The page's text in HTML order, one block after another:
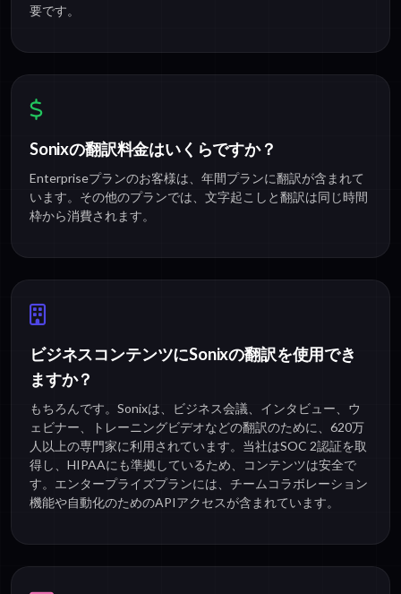
要です。
Sonixの翻訳料金はいくらですか？
Enterpriseプランのお客様は、年間プランに翻訳が含まれて
います。その他のプランでは、文字起こしと翻訳は同じ時間
枠から消費されます。
ビジネスコンテンツにSonixの翻訳を使用でき
ますか？
もちろんです。Sonixは、ビジネス会議、インタビュー、ウ
ェビナー、トレーニングビデオなどの翻訳のために、620万
人以上の専門家に利用されています。当社はSOC 2認証を取
得し、HIPAAにも準拠しているため、コンテンツは安全で
す。エンタープライズプランには、チームコラボレーション
機能や自動化のためのAPIアクセスが含まれています。